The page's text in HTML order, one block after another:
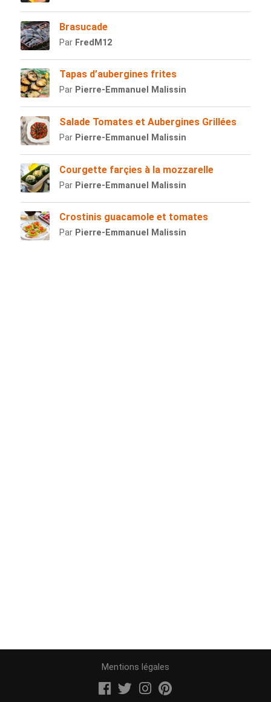
Brasucade
Par FredM12
Tapas d’aubergines frites
Par Pierre-Emmanuel Malissin
Salade Tomates et Aubergines Grillées
Par Pierre-Emmanuel Malissin
Courgette farçies à la mozzarelle
Par Pierre-Emmanuel Malissin
Crostinis guacamole et tomates
Par Pierre-Emmanuel Malissin
Mentions légales